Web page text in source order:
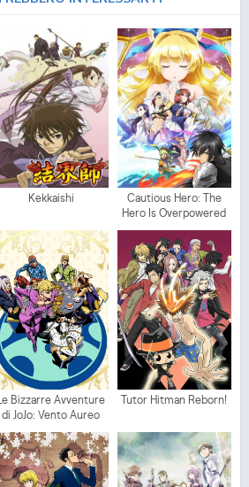
Kekkaishi
Cautious Hero: The
Hero Is Overpowered
but Overly Cautious
Bizzarre Avventure
di JoJo: Vento Aureo
Tutor Hitman Reborn!